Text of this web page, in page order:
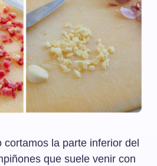
cortamos la parte inferior del
que suele venir con